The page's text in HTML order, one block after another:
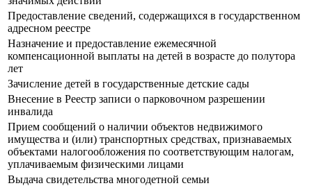
Предоставление сведений, содержащихся в государственном
адресном реестре
Назначение и предоставление ежемесячной
компенсационной выплаты на детей в возрасте до полутора
лет
Зачисление детей в государственные детские сады
Внесение в Реестр записи о парковочном разрешении
инвалида
Прием сообщений о наличии объектов недвижимого
имущества и (или) транспортных средствах, признаваемых
объектами налогообложения по соответствующим налогам,
уплачиваемым физическими лицами
Выдача свидетельства многодетной семьи